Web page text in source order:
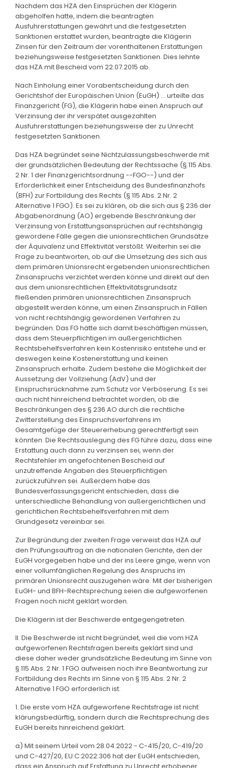
Nachdem das HZA den Einsprüchen der Klägerin
abgeholfen hatte, indem die beantragten
Ausfuhrerstattungen gewährt und die festgesetzten
Sanktionen erstattet wurden, beantragte die Klägerin
Zinsen für den Zeitraum der vorenthaltenen Erstattungen
beziehungsweise festgesetzten Sanktionen. Dies lehnte
das HZA mit Bescheid vom 22.07.2015 ab.
Nach Einholung einer Vorabentscheidung durch den
Gerichtshof der Europäischen Union (EuGH) ... urteilte das
Finanzgericht (FG), die Klägerin habe einen Anspruch auf
Verzinsung der ihr verspätet ausgezahlten
Ausfuhrerstattungen beziehungsweise der zu Unrecht
festgesetzten Sanktionen.
Das HZA begründet seine Nichtzulassungsbeschwerde mit
der grundsätzlichen Bedeutung der Rechtssache (§ 115 Abs.
2 Nr. 1 der Finanzgerichtsordnung --FGO--) und der
Erforderlichkeit einer Entscheidung des Bundesfinanzhofs
(BFH) zur Fortbildung des Rechts (§ 115 Abs. 2 Nr. 2
Alternative 1 FGO). Es sei zu klären, ob die sich aus § 236 der
Abgabenordnung (AO) ergebende Beschränkung der
Verzinsung von Erstattungsansprüchen auf rechtshängig
gewordene Fälle gegen die unionsrechtlichen Grundsätze
der Äquivalenz und Effektivität verstößt. Weiterhin sei die
Frage zu beantworten, ob auf die Umsetzung des sich aus
dem primären Unionsrecht ergebenden unionsrechtlichen
Zinsanspruchs verzichtet werden könne und direkt auf den
aus dem unionsrechtlichen Effektivitätsgrundsatz
fließenden primären unionsrechtlichen Zinsanspruch
abgestellt werden könne, um einen Zinsanspruch in Fällen
von nicht rechtshängig gewordenen Verfahren zu
begründen. Das FG hätte sich damit beschäftigen müssen,
dass dem Steuerpflichtigen im außergerichtlichen
Rechtsbehelfsverfahren kein Kostenrisiko entstehe und er
deswegen keine Kostenerstattung und keinen
Zinsanspruch erhalte. Zudem bestehe die Möglichkeit der
Aussetzung der Vollziehung (AdV) und der
Einspruchsrücknahme zum Schutz vor Verböserung. Es sei
auch nicht hinreichend betrachtet worden, ob die
Beschränkungen des § 236 AO durch die rechtliche
Zwitterstellung des Einspruchsverfahrens im
Gesamtgefüge der Steuererhebung gerechtfertigt sein
könnten. Die Rechtsauslegung des FG führe dazu, dass eine
Erstattung auch dann zu verzinsen sei, wenn der
Rechtsfehler im angefochtenen Bescheid auf
unzutreffende Angaben des Steuerpflichtigen
zurückzuführen sei. Außerdem habe das
Bundesverfassungsgericht entschieden, dass die
unterschiedliche Behandlung von außergerichtlichen und
gerichtlichen Rechtsbehelfsverfahren mit dem
Grundgesetz vereinbar sei.
Zur Begründung der zweiten Frage verweist das HZA auf
den Prüfungsauftrag an die nationalen Gerichte, den der
EuGH vorgegeben habe und der ins Leere ginge, wenn von
einer vollumfänglichen Regelung des Anspruchs im
primären Unionsrecht auszugehen wäre. Mit der bisherigen
EuGH- und BFH-Rechtsprechung seien die aufgeworfenen
Fragen noch nicht geklärt worden.
Die Klägerin ist der Beschwerde entgegengetreten.
II. Die Beschwerde ist nicht begründet, weil die vom HZA
aufgeworfenen Rechtsfragen bereits geklärt sind und
diese daher weder grundsätzliche Bedeutung im Sinne von
§ 115 Abs. 2 Nr. 1 FGO aufweisen noch ihre Beantwortung zur
Fortbildung des Rechts im Sinne von § 115 Abs. 2 Nr. 2
Alternative 1 FGO erforderlich ist.
1. Die erste vom HZA aufgeworfene Rechtsfrage ist nicht
klärungsbedürftig, sondern durch die Rechtsprechung des
EuGH bereits hinreichend geklärt.
a) Mit seinem Urteil vom 28.04.2022 - C-415/20, C-419/20
und C-427/20, EU:C:2022:306 hat der EuGH entschieden,